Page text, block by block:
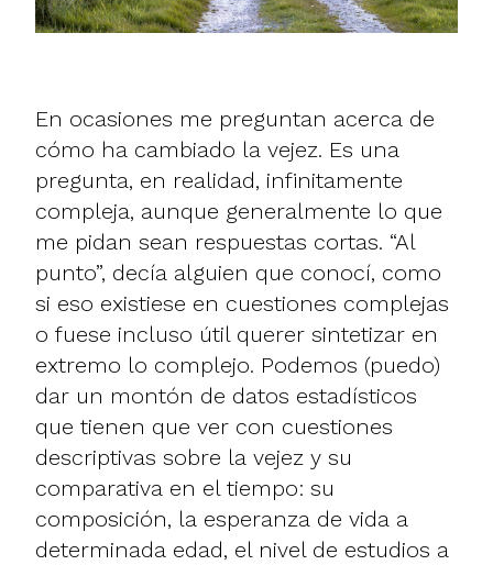
En ocasiones me preguntan acerca de
cómo ha cambiado la vejez. Es una
pregunta, en realidad, infinitamente
compleja, aunque generalmente lo que
me pidan sean respuestas cortas. “Al
punto”, decía alguien que conocí, como
si eso existiese en cuestiones complejas
o fuese incluso útil querer sintetizar en
extremo lo complejo. Podemos (puedo)
dar un montón de datos estadísticos
que tienen que ver con cuestiones
descriptivas sobre la vejez y su
comparativa en el tiempo: su
composición, la esperanza de vida a
determinada edad, el nivel de estudios a